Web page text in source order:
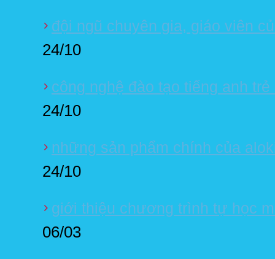
đội ngũ chuyên gia, giáo viên
24/10
công nghệ đào tạo tiếng anh
24/10
những sản phẩm chính của
24/10
giới thiệu chương trình tự học
06/03